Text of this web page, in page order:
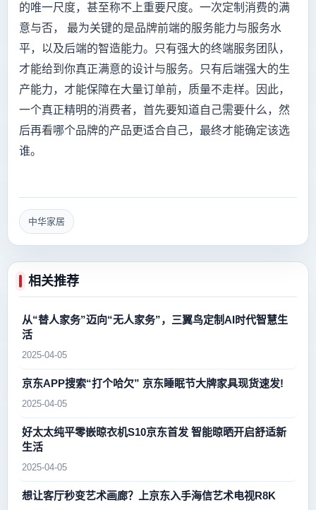
的唯一尺度，甚至称不上重要尺度。一次定制消费的满
意与否， 最为关键的是品牌前端的服务能力与服务水
平，以及后端的智造能力。只有强大的终端服务团队，
才能给到你真正满意的设计与服务。只有后端强大的生
产能力，才能保障在大量订单前，质量不走样。因此，
一个真正精明的消费者，首先要知道自己需要什么，然
后再看哪个品牌的产品更适合自己，最终才能确定该选
谁。
中华家居
相关推荐
从“替人家务”迈向“无人家务”，三翼鸟定制AI时代智慧生
活
2025-04-05
京东APP搜索“打个哈欠” 京东睡眠节大牌家具现货速发!
2025-04-05
好太太纯平零嵌晾衣机S10京东首发 智能晾晒开启舒适新
生活
2025-04-05
想让客厅秒变艺术画廊？上京东入手海信艺术电视R8K